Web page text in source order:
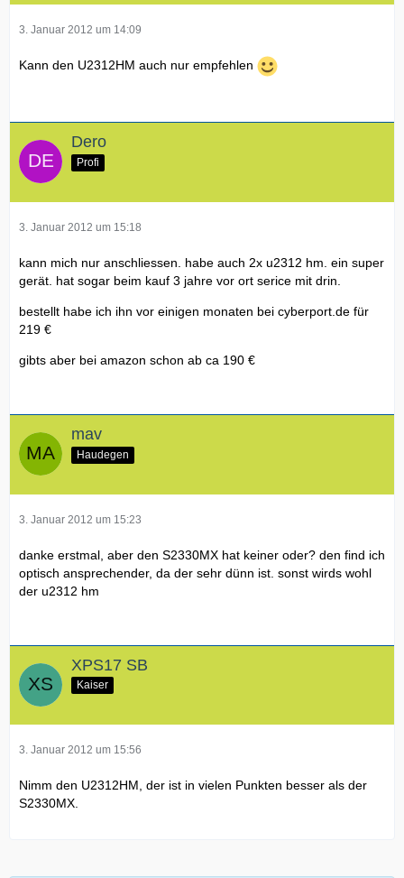
3. Januar 2012 um 14:09
Kann den U2312HM auch nur empfehlen
Dero
Profi
3. Januar 2012 um 15:18
kann mich nur anschliessen. habe auch 2x u2312 hm. ein super
gerät. hat sogar beim kauf 3 jahre vor ort serice mit drin.
bestellt habe ich ihn vor einigen monaten bei cyberport.de für
219 €
gibts aber bei amazon schon ab ca 190 €
mav
Haudegen
3. Januar 2012 um 15:23
danke erstmal, aber den S2330MX hat keiner oder? den find ich
optisch ansprechender, da der sehr dünn ist. sonst wirds wohl
der u2312 hm
XPS17 SB
Kaiser
3. Januar 2012 um 15:56
Nimm den U2312HM, der ist in vielen Punkten besser als der
S2330MX.